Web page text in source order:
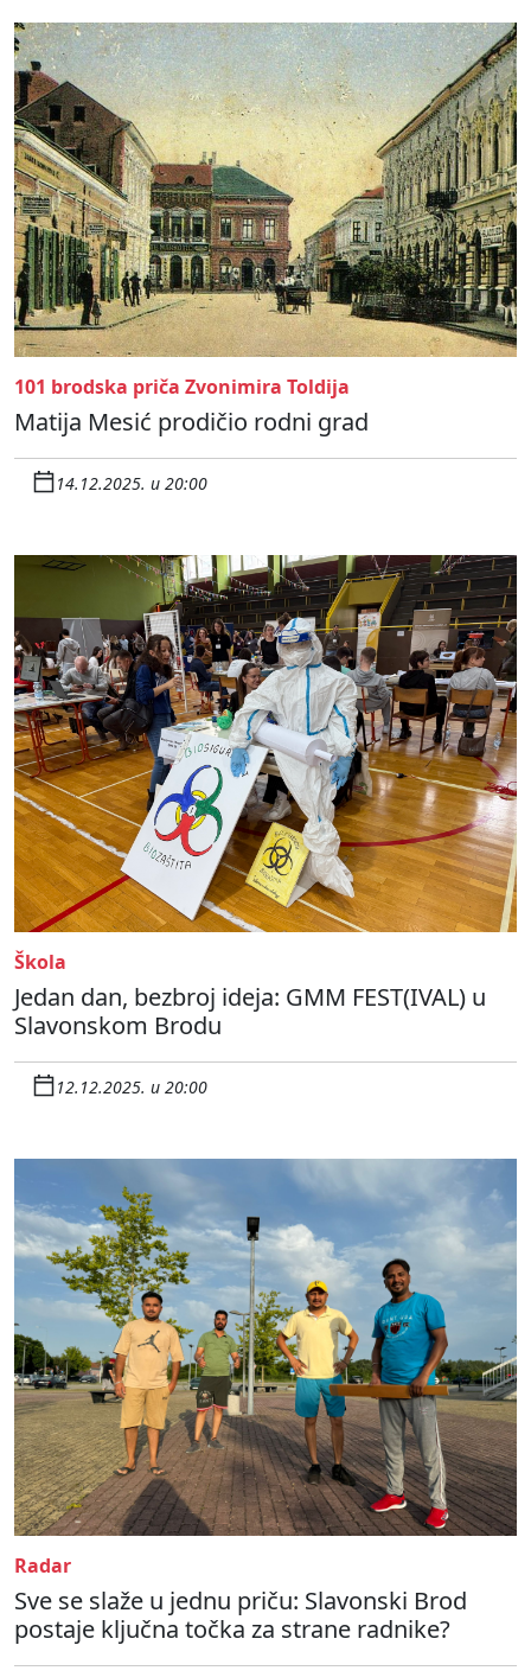
101 brodska priča Zvonimira Toldija
Matija Mesić prodičio rodni grad
14.12.2025. u 20:00
Škola
Jedan dan, bezbroj ideja: GMM FEST(IVAL) u
Slavonskom Brodu
12.12.2025. u 20:00
Radar
Sve se slaže u jednu priču: Slavonski Brod
postaje ključna točka za strane radnike?